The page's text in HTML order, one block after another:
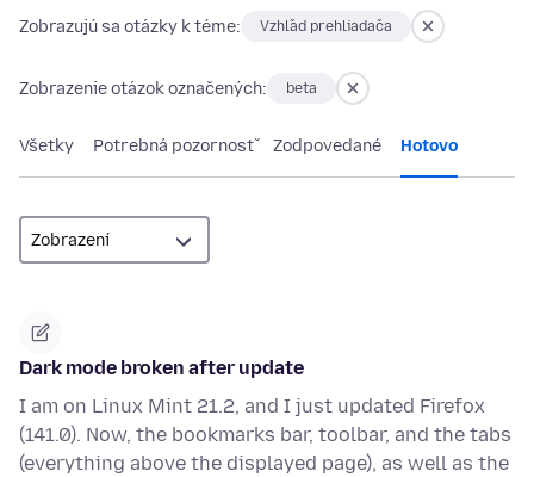
Zobrazujú sa otázky k téme: Vzhľad prehliadača
Zobrazenie otázok označených: beta
Všetky Potrebná pozornosť Zodpovedané Hotovo
Dark mode broken after update
I am on Linux Mint 21.2, and I just updated Firefox
(141.0). Now, the bookmarks bar, toolbar, and the tabs
(everything above the displayed page), as well as the